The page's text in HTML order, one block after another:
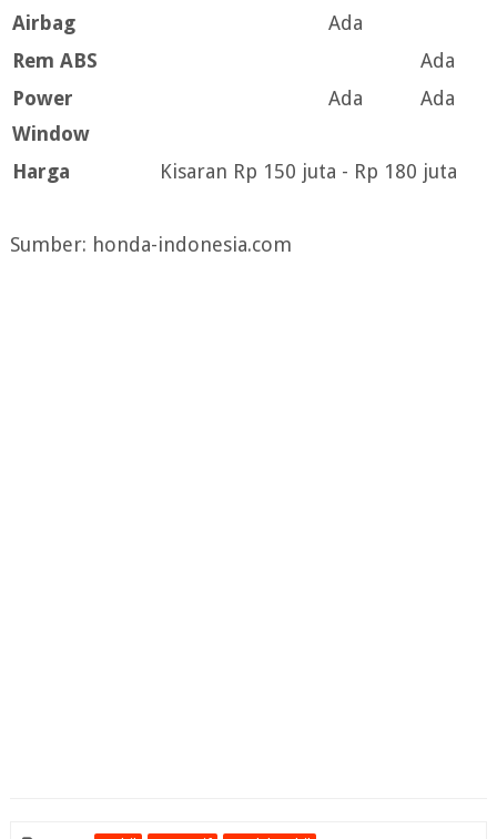
Airbag
Ada
Rem ABS
Ada
Power
Window
Ada Ada
Harga Kisaran Rp 150 juta - Rp 180 juta
Sumber: honda-indonesia.com